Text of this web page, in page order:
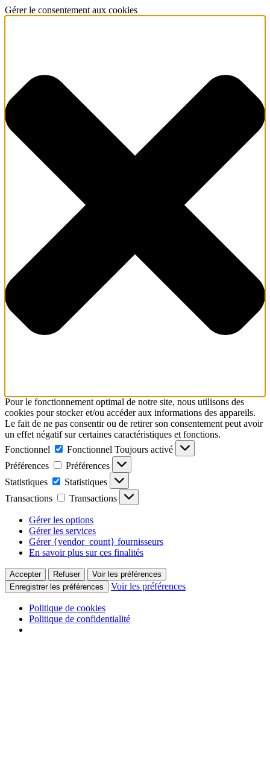
Gérer le consentement aux cookies
Pour le fonctionnement optimal de notre site, nous utilisons des
cookies pour stocker et/ou accéder aux informations des appareils.
Le fait de ne pas consentir ou de retirer son consentement peut avoir
un effet négatif sur certaines caractéristiques et fonctions.
Fonctionnel
Fonctionnel Toujours activé
Préférences
Préférences
Statistiques
Statistiques
Transactions
Transactions
Gérer les options
Gérer les services
Gérer {vendor_count} fournisseurs
En savoir plus sur ces finalités
Accepter Refuser
Voir les préférences
Enregistrer les préférences
Voir les préférences
Politique de cookies
Politique de confidentialité